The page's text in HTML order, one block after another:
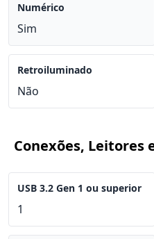
Numérico
Sim
Retroiluminado
Não
Conexões, Leitores
USB 3.2 Gen 1 ou superior
1